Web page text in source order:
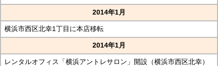
2014年1月
横浜市西区北幸1丁目に本店移転
2014年1月
レンタルオフィス「横浜アントレサロン」開設（横浜市西区北幸）